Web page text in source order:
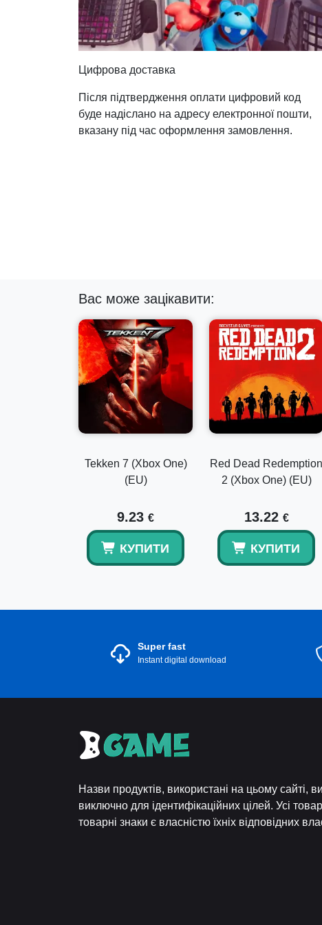
Цифрова доставка
Після підтвердження оплати цифровий код
буде надіслано на адресу електронної пошти,
вказану під час оформлення замовлення.
Вас може зацікавити:
Tekken 7 (Xbox One)
(EU)
9.23 €
КУПИТИ
Red Dead Redemption
2 (Xbox One) (EU)
13.22 €
КУПИТИ
Super fast
Instant digital download
Назви продуктів, використані на цьому сайті,
виключно для ідентифікаційних цілей. Усі
товарні знаки є власністю їхніх відповідних